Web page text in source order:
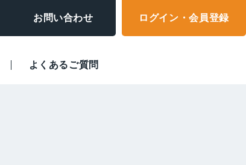
お問い合わせ ログイン・会員登録
よくあるご質問